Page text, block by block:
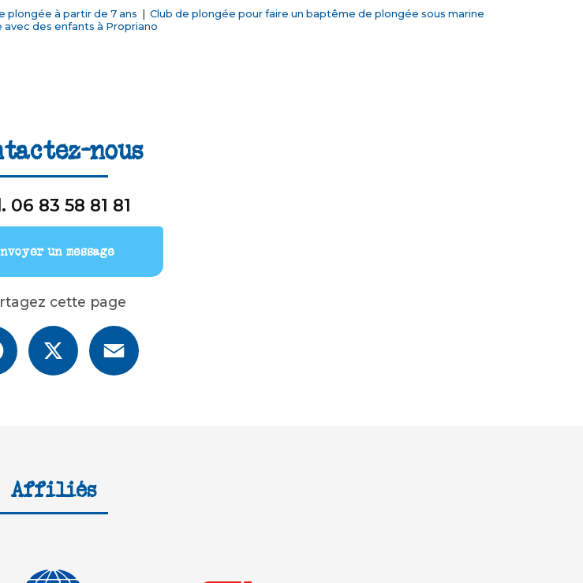
plongée à partir de 7 ans
Club de plongée pour faire un baptême de plongée sous marine
avec des enfants à Propriano
nous
06 83 58 81 81
un message
cette page
Facebook
Affiliés